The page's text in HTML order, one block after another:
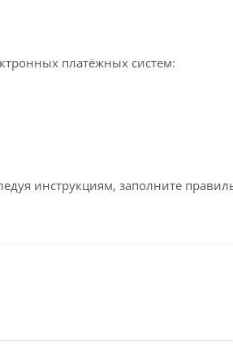
платёжных систем:
инструкциям, заполните